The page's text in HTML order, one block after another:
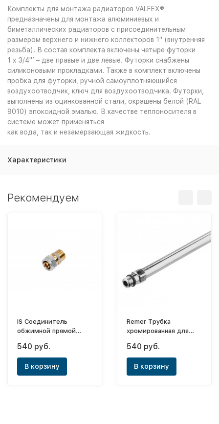
Комплекты для монтажа радиаторов VALFEX®
предназначены для монтажа алюминиевых и
биметаллических радиаторов с присоединительным
размером верхнего и нижнего коллекторов 1" (внутренняя
резьба). В состав комплекта включены четыре футорки
1 x 3/4"’ – две правые и две левые. Футорки снабжены
силиконовыми прокладками. Также в комплект включены
пробка для футорки, ручной самоуплотняющийся
воздухоотводчик, ключ для воздухоотводчика. Футорки,
выполнены из оцинкованной стали, окрашены белой (RAL
9010) эпоксидной эмалью. В качестве теплоносителя в
системе может применяться
как вода, так и незамерзающая жидкость.
Характеристики
Рекомендуем
IS Соединитель
обжимной прямой
540 руб.
В корзину
Remer Трубка
хромированная для
L50 см
540 руб.
В корзину